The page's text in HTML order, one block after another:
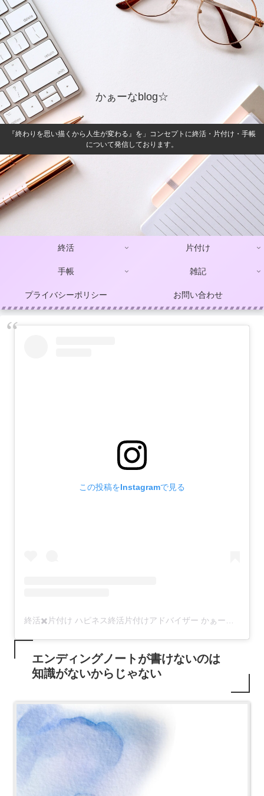
かぁーなblog☆
『終わりを思い描くから人生が変わる』を」コンセプトに終活・片付け・手帳
について発信しております。
終活 片付け
手帳 雑記
プライバシーポリシー お問い合わせ
この投稿をInstagramで見る
エンディングノートが書けないのは
知識がないからじゃない